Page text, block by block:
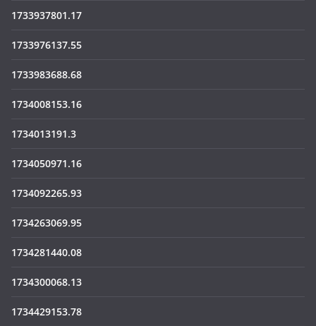
1733937801.17
1733976137.55
1733983688.68
1734008153.16
1734013191.3
1734050971.16
1734092265.93
1734263069.95
1734281440.08
1734300068.13
1734429153.78